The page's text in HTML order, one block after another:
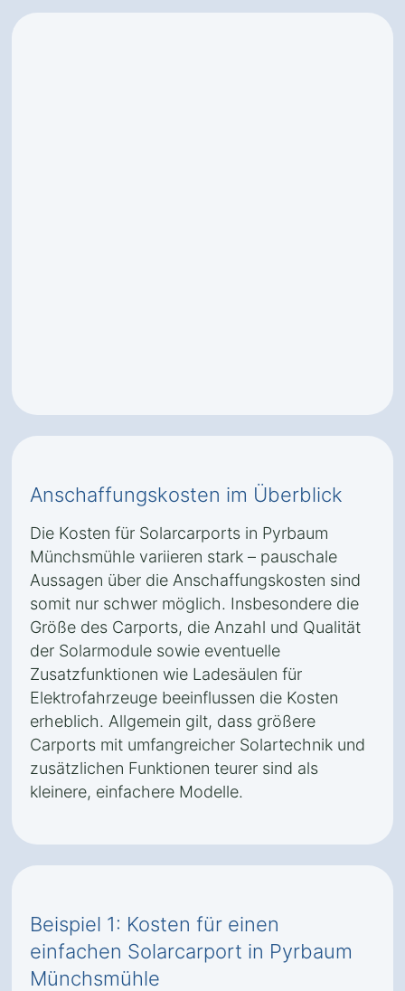
Anschaffungskosten im Überblick
Die Kosten für Solarcarports in Pyrbaum
Münchsmühle variieren stark – pauschale
Aussagen über die Anschaffungskosten sind
somit nur schwer möglich. Insbesondere die
Größe des Carports, die Anzahl und Qualität
der Solarmodule sowie eventuelle
Zusatzfunktionen wie Ladesäulen für
Elektrofahrzeuge beeinflussen die Kosten
erheblich. Allgemein gilt, dass größere
Carports mit umfangreicher Solartechnik und
zusätzlichen Funktionen teurer sind als
kleinere, einfachere Modelle.
Beispiel 1: Kosten für einen
einfachen Solarcarport in Pyrbaum
Münchsmühle